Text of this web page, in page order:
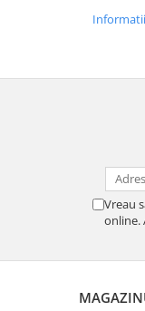
Vreau
online.